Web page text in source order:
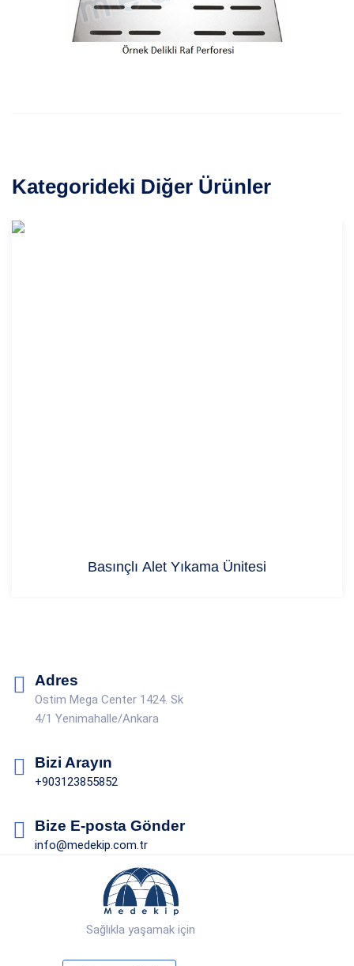
Kategorideki Diğer Ürünler
Basınçlı Alet Yıkama Ünitesi
Adres
Ostim Mega Center 1424. Sk
4/1 Yenimahalle/Ankara
Bizi Arayın
+903123855852
Bize E-posta Gönder
info@medekip.com.tr
Sağlıkla yaşamak için